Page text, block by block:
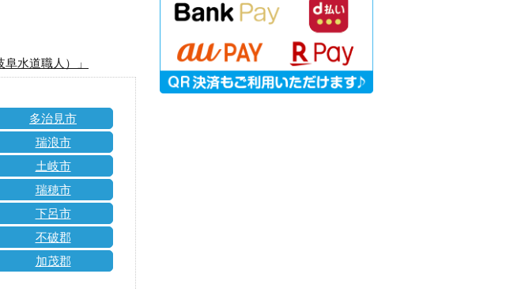
水道職人）」
多治見市
瑞浪市
土岐市
瑞穂市
下呂市
不破郡
加茂郡